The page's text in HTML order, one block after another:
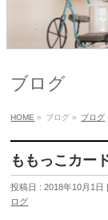
ブログ
HOME » ブログ » ブログ
ももっこカー
投稿日 : 2018年10月1日
ログ